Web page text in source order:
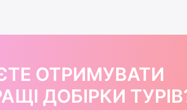
ОТРИМУВАТИ
ДОБІРКИ